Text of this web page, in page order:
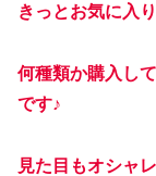
きっとお気に入
何種類か購入し
です♪
見た目もオシャ